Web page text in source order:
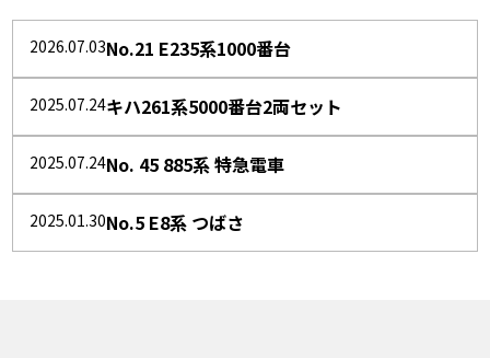
2026.07.03No.21 E235系1000番台
2025.07.24キハ261系5000番台2両セット
2025.07.24No. 45 885系 特急電車
2025.01.30No.5 E8系 つばさ